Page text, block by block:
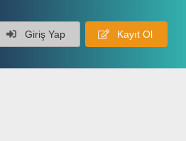
Giriş Yap Kayıt Ol